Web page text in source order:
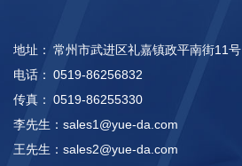
地址： 常州市武进区礼嘉镇政平南街11号
电话： 0519-86256832
传真： 0519-86255330
李先生： sales1@yue-da.com
王先生： sales2@yue-da.com